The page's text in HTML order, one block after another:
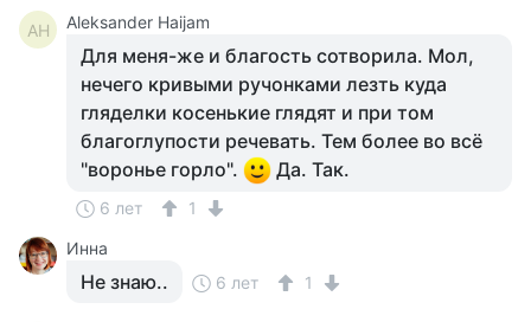
AH Aleksander Haijam
Для меня-же и благость сотворила. Мол,
нечего кривыми ручонками лезть куда
гляделки косенькие глядят и при том
благоглупости речевать. Тем более во всё
"воронье горло".
Да. Так.
6 лет
1
Инна
Не знаю.. 6 лет 1